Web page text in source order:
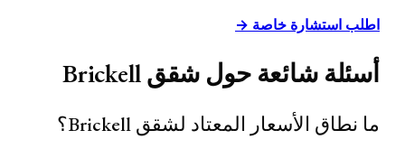
اطلب استشارة خاصة →
أسئلة شائعة حول شقق Brickell
ما نطاق الأسعار المعتاد لشقق Brickell؟